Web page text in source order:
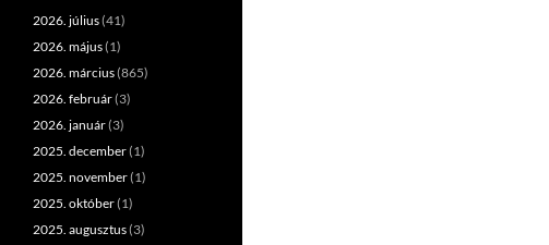
2026. július(41)
2026. május(1)
2026. március(865)
2026. február(3)
2026. január(3)
2025. december(1)
2025. november(1)
2025. október(1)
2025. augusztus(3)